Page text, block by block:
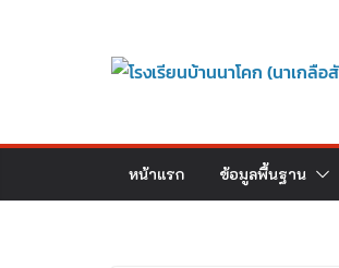
หน้าแรก ข้อมูลพื้นฐาน